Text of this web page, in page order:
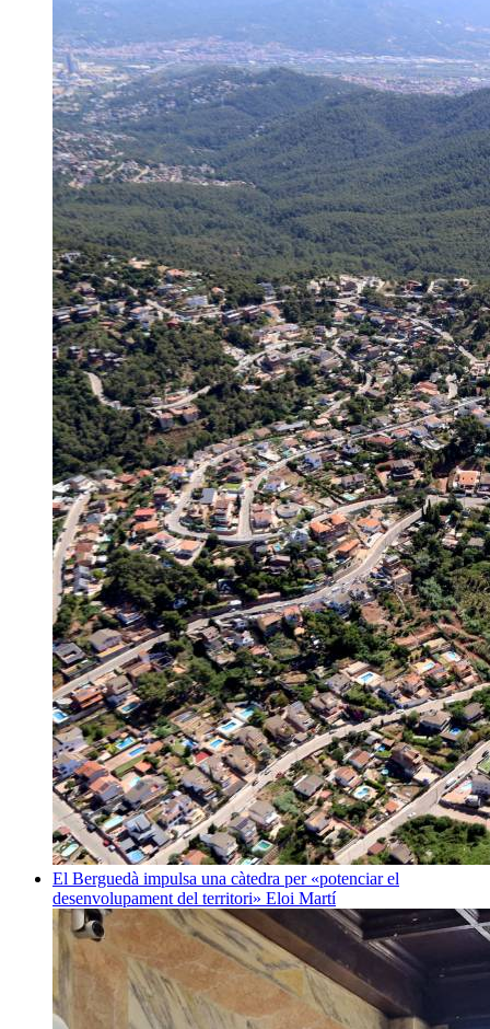
El Berguedà impulsa una càtedra per «potenciar el
desenvolupament del territori» Eloi Martí